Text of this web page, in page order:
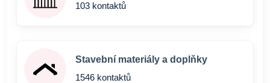
103 kontaktů
Stavební materiály a doplňky
1546 kontaktů